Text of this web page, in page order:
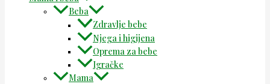
Beba
Zdravlje bebe
Njega i higijena
Oprema za bebe
Igračke
Mama